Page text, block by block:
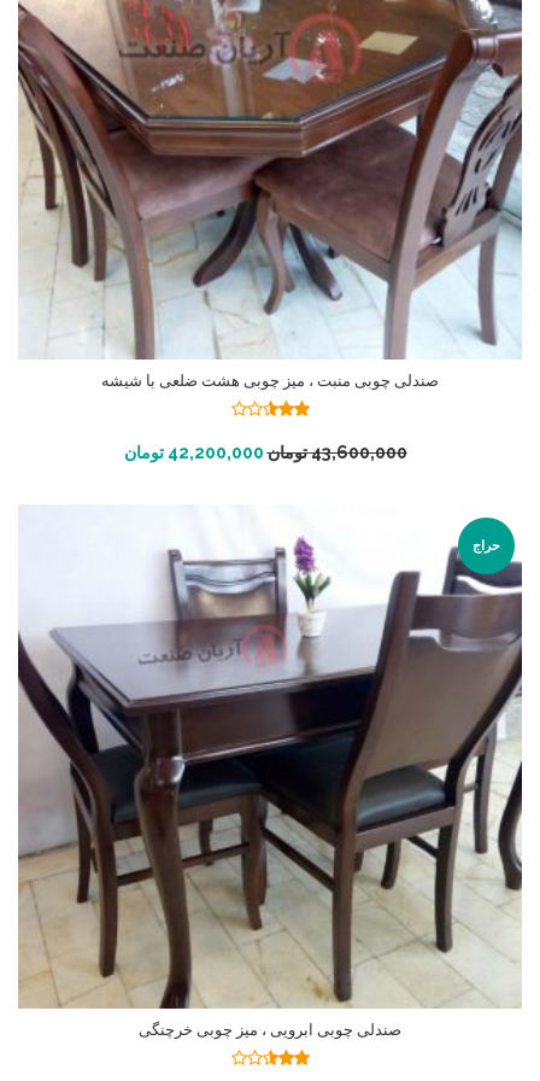
صندلی چوبی منبت ، میز چوبی هشت ضلعی با شیشه
از 5 43,600,000تومان 42,200,000 تومان افزودن به سبد خرید
حراج
صندلی چوبی ابرویی ، میز چوبی خرچنگی